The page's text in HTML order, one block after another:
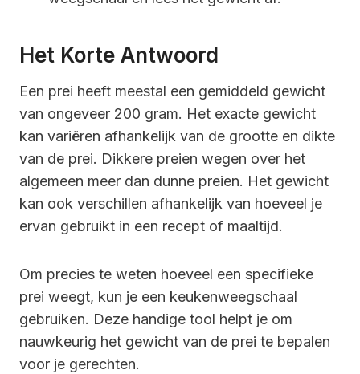
Het Korte Antwoord
Een prei heeft meestal een gemiddeld gewicht
van ongeveer 200 gram. Het exacte gewicht
kan variëren afhankelijk van de grootte en dikte
van de prei. Dikkere preien wegen over het
algemeen meer dan dunne preien. Het gewicht
kan ook verschillen afhankelijk van hoeveel je
ervan gebruikt in een recept of maaltijd.
Om precies te weten hoeveel een specifieke
prei weegt, kun je een keukenweegschaal
gebruiken. Deze handige tool helpt je om
nauwkeurig het gewicht van de prei te bepalen
voor je gerechten.